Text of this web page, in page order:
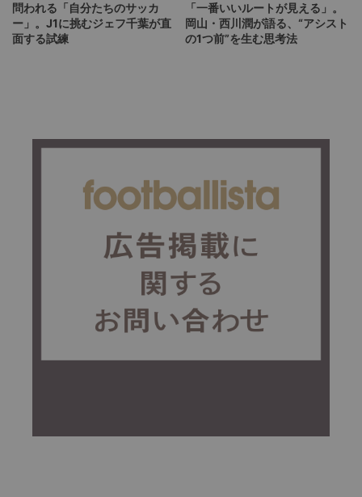
問われる「自分たちのサッカ
ー」。J1に挑むジェフ千葉が直
面する試練
「一番いいルートが見える」。
岡山・西川潤が語る、“アシスト
の1つ前”を生む思考法